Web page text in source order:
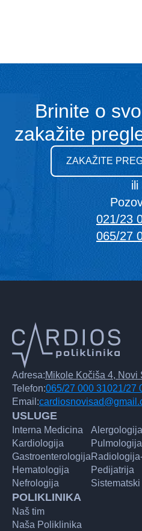
Brinite o
zakažite
ZAKAŽITE
ili
021/23
065/27
Adresa:Mikole Kočiša 4, Novi
Telefon:065/27 000 31021/27
Email:
USLUGE
Interna Medicina
Kardiologija
Gastroenterologija
Hematologija
Nefrologija
Alergologija
Pulmologija
Pedijatrija
POLIKLINIKA
Naš tim
Naša Poliklinika